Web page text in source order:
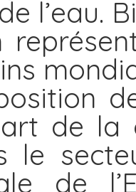
l’eau.
de la
le
de